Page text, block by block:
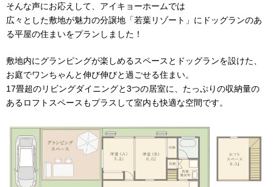
そんな声にお応えして、アイキョーホームでは
広々とした敷地が魅力の分譲地「若葉リゾート」にドッグランのあ
る平屋の住まいをプランしました！
敷地内にグランピングが楽しめるスペースとドッグランを設けた、
お庭でワンちゃんと伸び伸びと過ごせる住まい。
17畳超のリビングダイニングと3つの居室に、たっぷりの収納量の
あるロフトスペースもプラスして室内も快適な空間です。